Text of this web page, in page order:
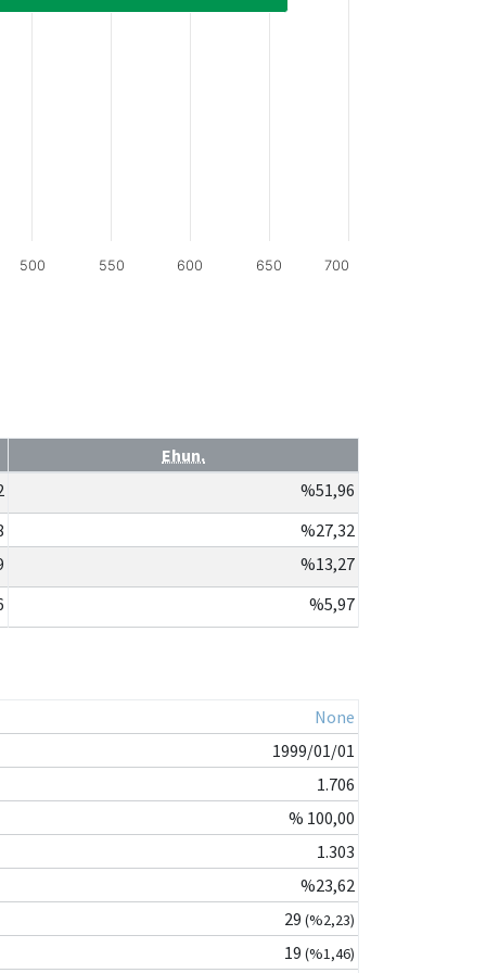
500 550 600 650 700
Ehun.
%51,96
%27,32
%13,27
%5,97
None
1999/01/01
1.706
% 100,00
1.303
%23,62
29 (%2,23)
19 (%1,46)